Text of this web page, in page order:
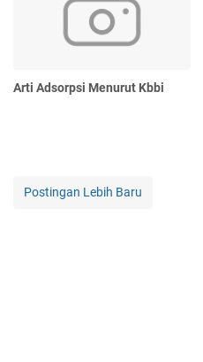
Arti Adsorpsi Menurut Kbbi
Postingan Lebih Baru